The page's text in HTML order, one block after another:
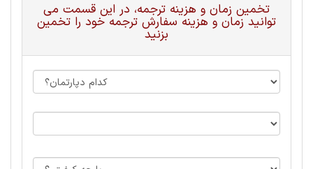
تخمین زمان و هزینه ترجمه، در این قسمت می
توانید زمان و هزینه سفارش ترجمه خود را تخمین
بزنید